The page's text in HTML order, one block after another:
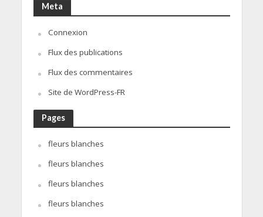
Meta
Connexion
Flux des publications
Flux des commentaires
Site de WordPress-FR
Pages
fleurs blanches
fleurs blanches
fleurs blanches
fleurs blanches